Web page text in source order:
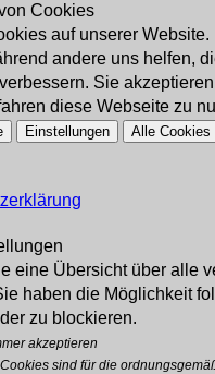
Cookies
auf unserer
andere uns helfen,
Sie
diese Webseite zu
Einstellungen Alle Cookies
eine Übersicht über alle
haben die Möglichkeit
zu blockieren.
akzeptieren
sind für die